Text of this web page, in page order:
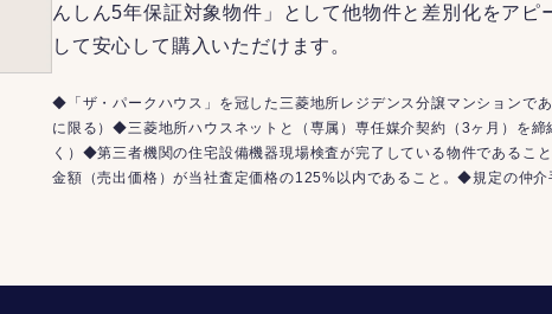
んしん5年保証対象物件」として他物件と差別化をアピ
して安心して購入いただけます。
◆「ザ・パークハウス」を冠した三菱地所レジデンス分譲マンションで
に限る）◆三菱地所ハウスネットと（専属）専任媒介契約（3ヶ月）を
く）◆第三者機関の住宅設備機器現場検査が完了している物件である
金額（売出価格）が当社査定価格の125%以内であること。◆規定の仲介